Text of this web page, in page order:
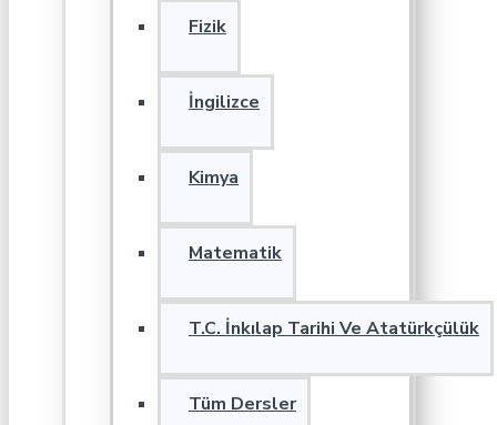
Fizik
İngilizce
Kimya
Matematik
T.C. İnkılap Tarihi Ve Atatürkçülük
Tüm Dersler